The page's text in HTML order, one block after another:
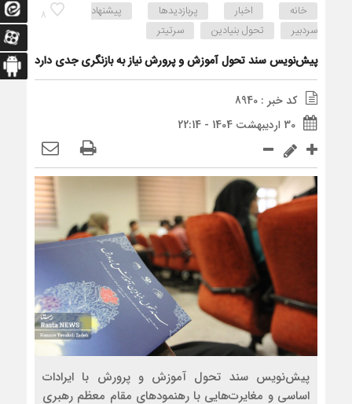
8 خانه اخبار پربازدیدها
پیشنهاد
سردبیر
تحول بنیادین سرتیتر
پیش‌نویس سند تحول آموزش و پرورش نیاز به بازنگری جدی دارد
کد خبر : 8940
30 اردیبهشت 1404 - 22:14
پیش‌نویس سند تحول آموزش و پرورش با ایرادات
اساسی و مغایرت‌هایی با رهنمودهای مقام معظم رهبری